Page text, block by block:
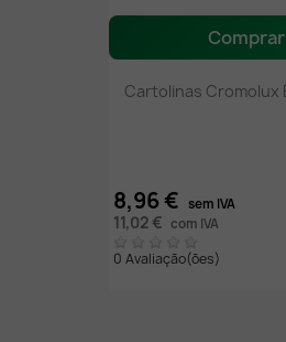
Comprar
Cartolinas Cromolux
8,96 € sem IVA
11,02 € com IVA
0 Avaliação(ões)